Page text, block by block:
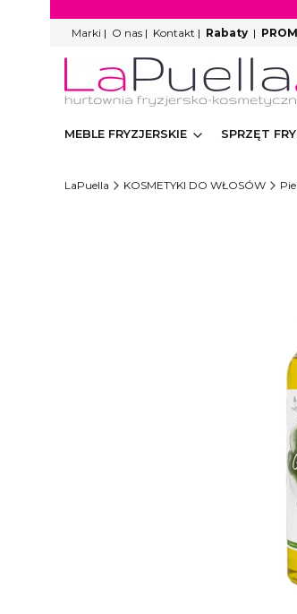
Marki | O nas | Kontakt | Rabaty |
MEBLE FRYZJERSKIE SPRZĘT
LaPuella KOSMETYKI DO WŁOSÓW